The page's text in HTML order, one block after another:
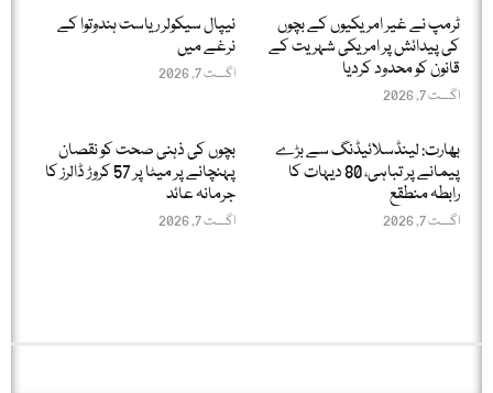
ٹرمپ نے غیر امریکیوں کے بچوں
کی پیدائش پر امریکی شہریت کے
قانون کو محدود کردیا
اگست 7, 2026
نیپال سیکولر ریاست ہندوتوا کے
نرغے میں
اگست 7, 2026
بھارت: لینڈسلائیڈنگ سے بڑے
پیمانے پر تباہی، 80 دیہات کا
رابطہ منطقع
اگست 7, 2026
بچوں کی ذہنی صحت کو نقصان
پہنچانے پر میٹا پر 57 کروڑ ڈالرز کا
جرمانہ عائد
اگست 7, 2026